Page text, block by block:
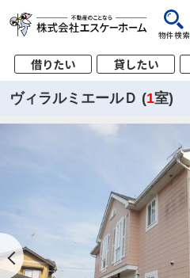
物件検索
借りたい 貸したい
ヴィラルミエールＤ (1室)